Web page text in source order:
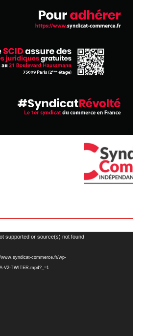
supported or source(s) not found
commerce.fr/wp-
V2-TWITER.mp4?_=1